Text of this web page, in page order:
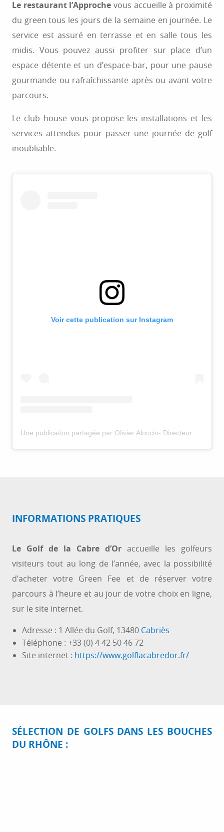
Le restaurant l’Approche vous accueille à proximité
du green tous les jours de la semaine en journée. Le
service est assuré en terrasse et en salle tous les
midis. Vous pouvez aussi profiter sur place d’un
espace détente et un d’espace-bar, pour une pause
gourmande ou rafraîchissante après ou avant votre
parcours.
Le club house vous propose les installations et les
services attendus pour passer une journée de golf
inoubliable.
Voir cette publication sur Instagram
INFORMATIONS PRATIQUES
Le Golf de la Cabre d’Or accueille les golfeurs
visiteurs tout au long de l’année, avec la possibilité
d’acheter votre Green Fee et de réserver votre
parcours à l’heure et au jour de votre choix en ligne,
sur le site internet.
Adresse : 1 Allée du Golf, 13480 Cabriès
Téléphone : +33 (0) 4 42 50 46 72
Site internet : https://www.golflacabredor.fr/
SÉLECTION DE GOLFS DANS LES BOUCHES
DU RHÔNE :